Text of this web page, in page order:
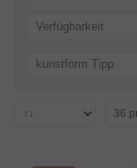
Verfügbarkeit
kunstform Tipp